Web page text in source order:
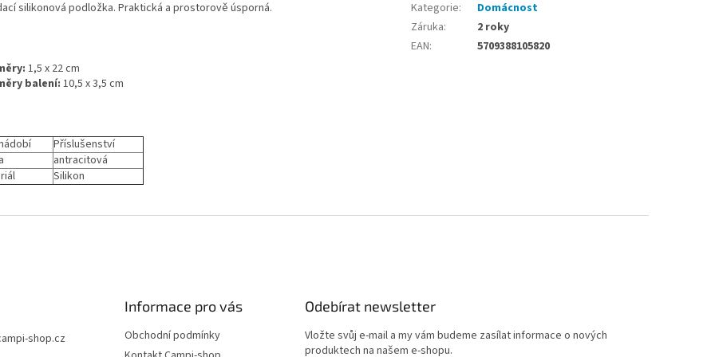
silikonová podložka. Praktická a prostorově úsporná.
1,5 x 22 cm
balení: 10,5 x 3,5 cm
Příslušenství
antracitová
Silikon
Kategorie:
Domácnost
Záruka:
2 roky
EAN: 5709388105820
shop.cz
Informace pro vás
Obchodní podmínky
Odebírat newsletter
Vložte svůj e-mail a my vám budeme zasílat informace o nových
produktech na našem e-shopu.